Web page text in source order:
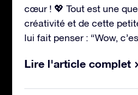
cœur ! 💖 Tout est une
créativité et de cette
lui fait penser : “Wow,
Lire l'article complet